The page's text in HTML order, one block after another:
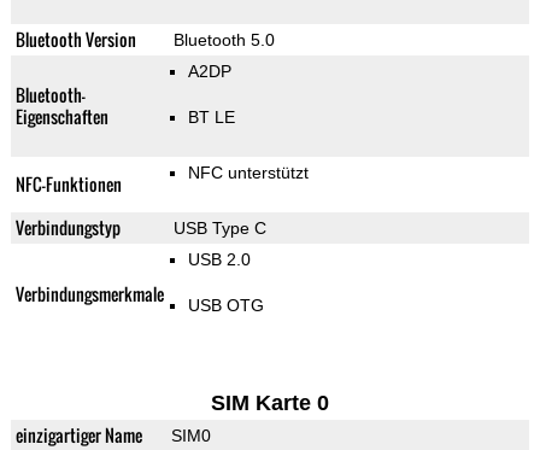
Bluetooth Version Bluetooth 5.0
Bluetooth-
Eigenschaften
A2DP
BT LE
NFC-Funktionen NFC unterstützt
Verbindungstyp USB Type C
Verbindungsmerkmale
USB 2.0
USB OTG
SIM Karte 0
einzigartiger Name SIM0